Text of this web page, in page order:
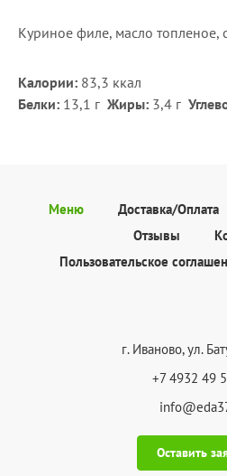
Куриное филе, масло топленое,
Калории: 83,3 ккал
Белки: 13,1 г Жиры: 3,4 г
Меню Доставка/Оплата
Отзывы
Пользовательское
г. Иваново, ул.
+7 4932 49
Оставить